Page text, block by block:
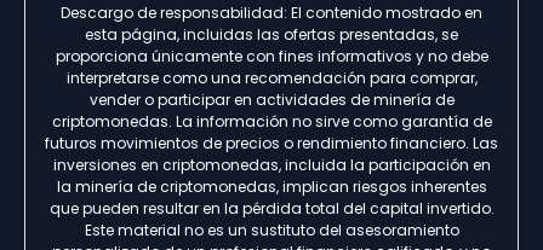
Descargo de responsabilidad: El contenido mostrado en
esta página, incluidas las ofertas presentadas, se
proporciona únicamente con fines informativos y no debe
interpretarse como una recomendación para comprar,
vender o participar en actividades de minería de
criptomonedas. La información no sirve como garantía de
futuros movimientos de precios o rendimiento financiero. Las
inversiones en criptomonedas, incluida la participación en
la minería de criptomonedas, implican riesgos inherentes
que pueden resultar en la pérdida total del capital invertido.
Este material no es un sustituto del asesoramiento